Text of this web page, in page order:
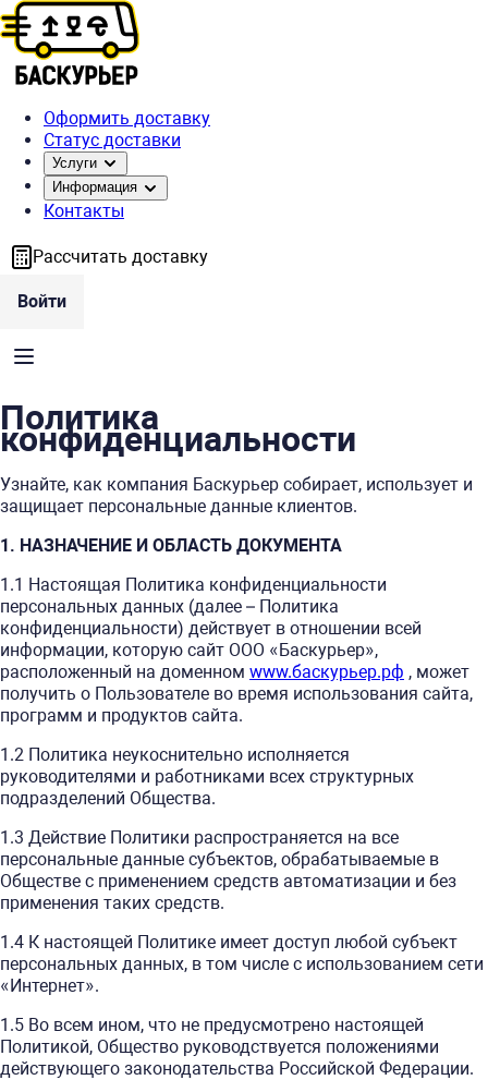
Оформить доставку
Статус доставки
Услуги
Информация
Контакты
Рассчитать доставку
Войти
Политика
конфиденциальности
Узнайте, как компания Баскурьер собирает, использует и
защищает персональные данные клиентов.
1. НАЗНАЧЕНИЕ И ОБЛАСТЬ ДОКУМЕНТА
1.1 Настоящая Политика конфиденциальности
персональных данных (далее – Политика
конфиденциальности) действует в отношении всей
информации, которую сайт ООО «Баскурьер»,
расположенный на доменном www.баскурьер.рф , может
получить о Пользователе во время использования сайта,
программ и продуктов сайта.
1.2 Политика неукоснительно исполняется
руководителями и работниками всех структурных
подразделений Общества.
1.3 Действие Политики распространяется на все
персональные данные субъектов, обрабатываемые в
Обществе с применением средств автоматизации и без
применения таких средств.
1.4 К настоящей Политике имеет доступ любой субъект
персональных данных, в том числе с использованием сети
«Интернет».
1.5 Во всем ином, что не предусмотрено настоящей
Политикой, Общество руководствуется положениями
действующего законодательства Российской Федерации.